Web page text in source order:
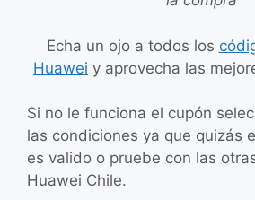
Echa un ojo a todos los
Huawei y aprovecha las
Si no le funciona el cupón
las condiciones ya que quizás
es valido o pruebe con las
Huawei Chile.